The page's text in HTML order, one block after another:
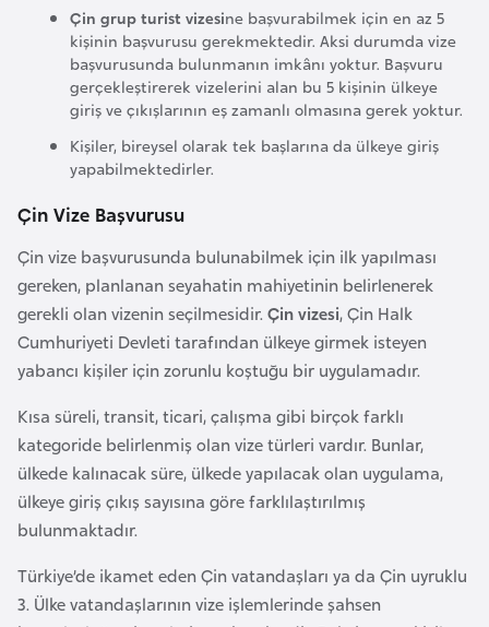
Çin grup turist vizesine başvurabilmek için en az 5
kişinin başvurusu gerekmektedir. Aksi durumda vize
başvurusunda bulunmanın imkânı yoktur. Başvuru
gerçekleştirerek vizelerini alan bu 5 kişinin ülkeye
giriş ve çıkışlarının eş zamanlı olmasına gerek yoktur.
Kişiler, bireysel olarak tek başlarına da ülkeye giriş
yapabilmektedirler.
Çin Vize Başvurusu
Çin vize başvurusunda bulunabilmek için ilk yapılması
gereken, planlanan seyahatin mahiyetinin belirlenerek
gerekli olan vizenin seçilmesidir. Çin vizesi, Çin Halk
Cumhuriyeti Devleti tarafından ülkeye girmek isteyen
yabancı kişiler için zorunlu koştuğu bir uygulamadır.
Kısa süreli, transit, ticari, çalışma gibi birçok farklı
kategoride belirlenmiş olan vize türleri vardır. Bunlar,
ülkede kalınacak süre, ülkede yapılacak olan uygulama,
ülkeye giriş çıkış sayısına göre farklılaştırılmış
bulunmaktadır.
Türkiye’de ikamet eden Çin vatandaşları ya da Çin uyruklu
3. Ülke vatandaşlarının vize işlemlerinde şahsen
i
D
a
n
m
a
r
k
a
D